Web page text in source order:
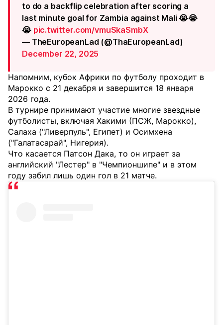
to do a backflip celebration after scoring a
last minute goal for Zambia against Mali 😭😭
😭 pic.twitter.com/vmuSkaSmbX
— TheEuropeanLad (@ThaEuropeanLad)
December 22, 2025
Напомним, кубок Африки по футболу проходит в
Марокко с 21 декабря и завершится 18 января
2026 года.
В турнире принимают участие многие звездные
футболисты, включая Хакими (ПСЖ, Марокко),
Салаха ("Ливерпуль", Египет) и Осимхена
("Галатасарай", Нигерия).
Что касается Патсон Дака, то он играет за
английский "Лестер" в "Чемпионшипе" и в этом
году забил лишь один гол в 21 матче.